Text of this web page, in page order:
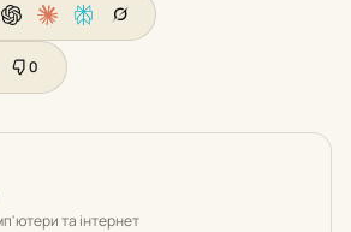
0
та інтернет